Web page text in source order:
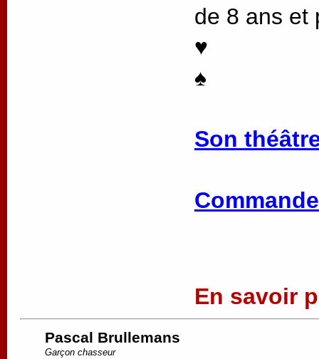
de 8 ans et
♥
♠
Son
En savoir
Pascal Brullemans
Garçon chasseur